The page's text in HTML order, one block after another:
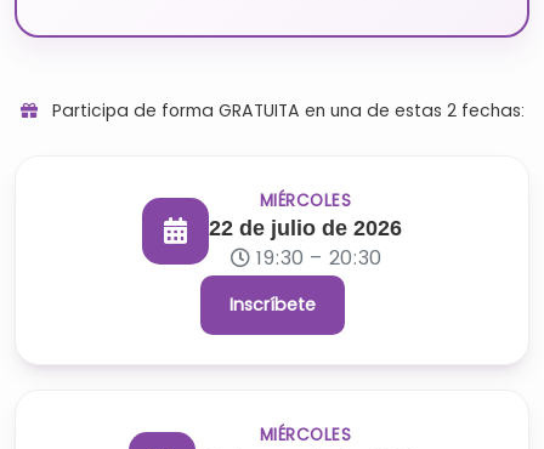
Participa de forma GRATUITA en una de estas 2 fechas:
MIÉRCOLES
22 de julio de 2026
19:30 – 20:30
Inscríbete
MIÉRCOLES